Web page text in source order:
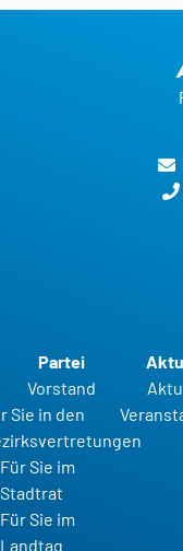
Partei
Vorstand
Sie in den
Für Sie im
Stadtrat
Für Sie im
Landtag